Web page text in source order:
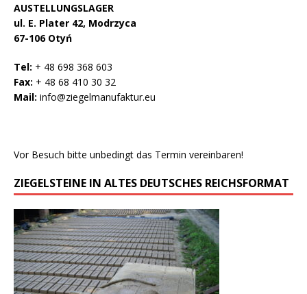
AUSTELLUNGSLAGER
ul. E. Plater 42, Modrzyca
67-106 Otyń
Tel: + 48 698 368 603
Fax: + 48 68 410 30 32
Mail: info@ziegelmanufaktur.eu
Vor Besuch bitte unbedingt das Termin vereinbaren!
ZIEGELSTEINE IN ALTES DEUTSCHES REICHSFORMAT